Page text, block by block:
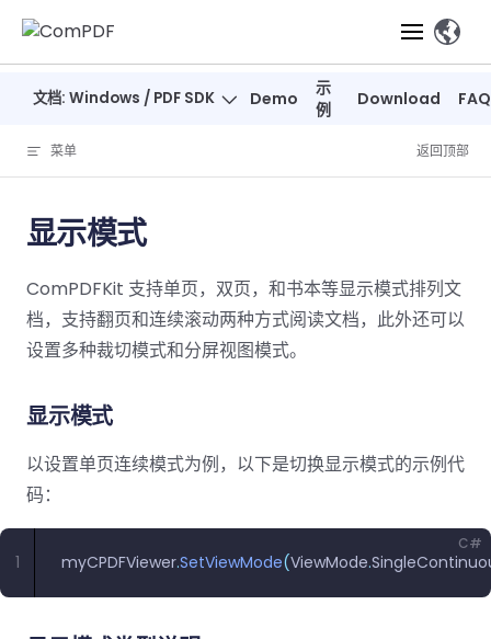
Skip to content
产品
ComPDF
SDK
验
Web
SDK
服务器端
Java
桌面端
Windows
移动端
Android
SDK
SDK
ComPDF
体验
部署
Server
ComPDF
概览
抽取
必备功能
PDF
查看
器
注
释
内容
编辑
文档生
成
PDF/A,
转
换
PDF
分色
智能全文
析
AI
解决方案
智能文档处理
概览
智能全文解
取
AI
DocSlight
行业
解决
方案
空
制
造
刷
政
医
Web 应用
Teams
在线工具
开发者
SDK 指南
Web 指
南
指南
Cloud 指
API
AI 指南
API
私有
定价
联系销售
登录
文档: Windows / PDF SDK Demo
示
例
Download FAQ
、
菜单 返回顶部
显示模式
ComPDFKit 支持单页，双页，和书本等显示模式排列文
档，支持翻页和连续滚动两种方式阅读文档，此外还可以
设置多种裁切模式和分屏视图模式。
显示模式
以设置单页连续模式为例，以下是切换显示模式的示例代
码：
C#
myCPDFViewer.SetViewMode(ViewMode.
1